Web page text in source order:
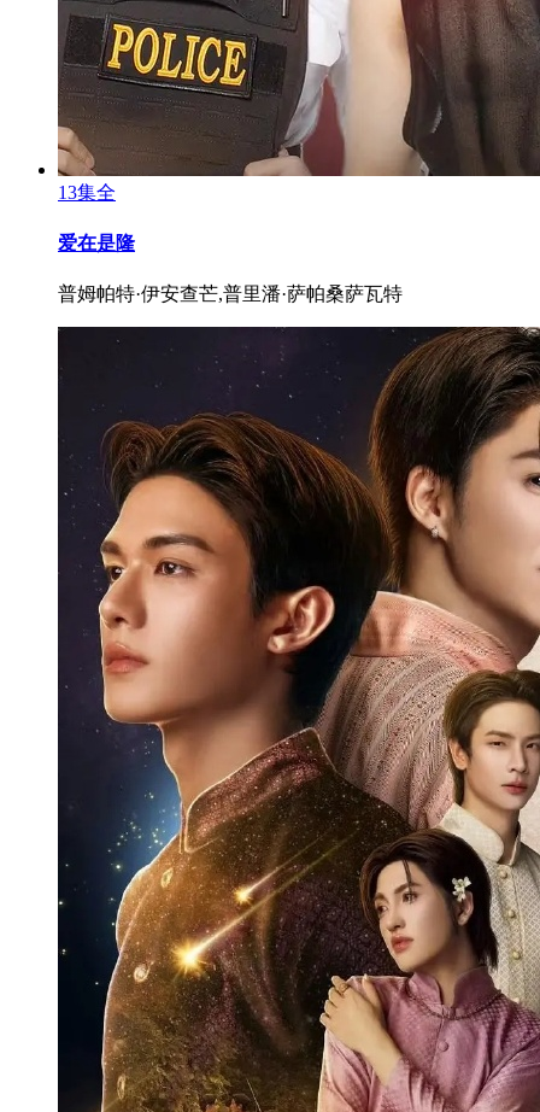
13集全
爱在是隆
普姆帕特·伊安查芒,普里潘·萨帕桑萨瓦特